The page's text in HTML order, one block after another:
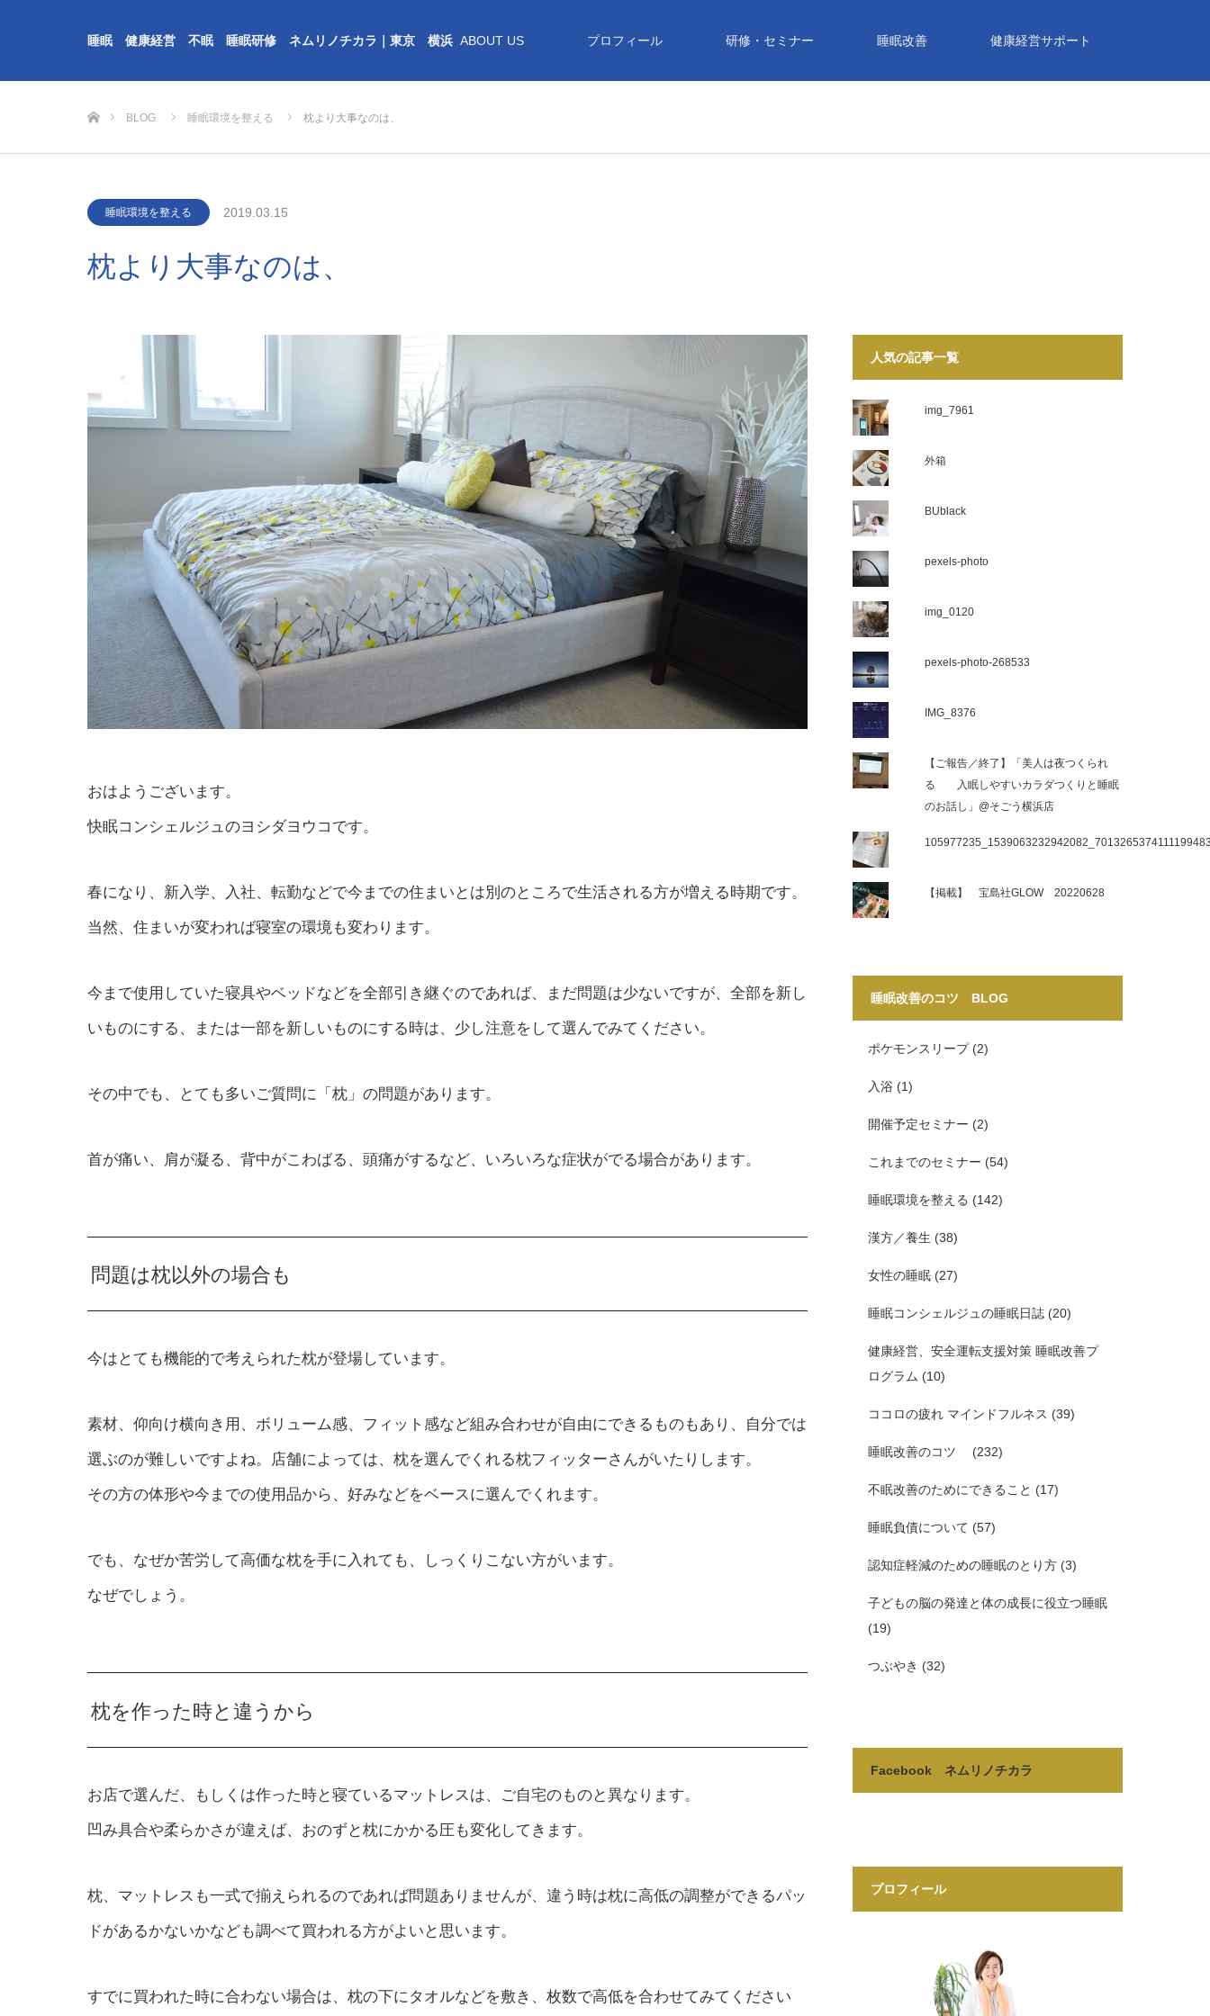
睡眠 健康経営 不眠 睡眠研修 ネムリノチカラ｜東京 横浜 ABOUT US プロフィール 研修・セミナー 睡眠改善 健康経営サポート
BLOG 睡眠環境を整える 枕より大事なのは、
睡眠環境を整える 2019.03.15
枕より大事なのは、
おはようございます。
快眠コンシェルジュのヨシダヨウコです。
春になり、新入学、入社、転勤などで今までの住まいとは別のところで生活される方が増える時期です。
当然、住まいが変われば寝室の環境も変わります。
今まで使用していた寝具やベッドなどを全部引き継ぐのであれば、まだ問題は少ないですが、全部を新し
いものにする、または一部を新しいものにする時は、少し注意をして選んでみてください。
その中でも、とても多いご質問に「枕」の問題があります。
首が痛い、肩が凝る、背中がこわばる、頭痛がするなど、いろいろな症状がでる場合があります。
問題は枕以外の場合も
今はとても機能的で考えられた枕が登場しています。
素材、仰向け横向き用、ボリューム感、フィット感など組み合わせが自由にできるものもあり、自分では
選ぶのが難しいですよね。店舗によっては、枕を選んでくれる枕フィッターさんがいたりします。
その方の体形や今までの使用品から、好みなどをベースに選んでくれます。
でも、なぜか苦労して高価な枕を手に入れても、しっくりこない方がいます。
なぜでしょう。
枕を作った時と違うから
お店で選んだ、もしくは作った時と寝ているマットレスは、ご自宅のものと異なります。
凹み具合や柔らかさが違えば、おのずと枕にかかる圧も変化してきます。
枕、マットレスも一式で揃えられるのであれば問題ありませんが、違う時は枕に高低の調整ができるパッ
ドがあるかないかなども調べて買われる方がよいと思います。
すでに買われた時に合わない場合は、枕の下にタオルなどを敷き、枚数で高低を合わせてみてください
人気の記事一覧
img_7961
外箱
BUblack
pexels-photo
img_0120
pexels-photo-268533
IMG_8376
【ご報告／終了】「美人は夜つくられ
る 入眠しやすいカラダつくりと睡眠
のお話し」@そごう横浜店
【掲載】 宝島社GLOW 20220628
睡眠改善のコツ BLOG
ポケモンスリープ(2)
入浴 (1)
開催予定セミナー (2)
これまでのセミナー (54)
睡眠環境を整える (142)
漢方／養生 (38)
女性の睡眠 (27)
睡眠コンシェルジュの睡眠日誌 (20)
健康経営、安全運転支援対策 睡眠改善プ
ログラム (10)
ココロの疲れ マインドフルネス (39)
睡眠改善のコツ (232)
不眠改善のためにできること (17)
睡眠負債について (57)
認知症軽減のための睡眠のとり方 (3)
子どもの脳の発達と体の成長に役立つ睡眠
(19)
つぶやき (32)
Facebook ネムリノチカラ
プロフィール